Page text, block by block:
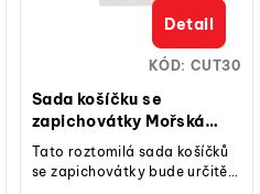
Sada košíčku se
zapichovátky Mořská
panna 24 ks
Detail
Tato roztomilá sada košíčků
se zapichovátky bude určitě
KÓD: CUT30